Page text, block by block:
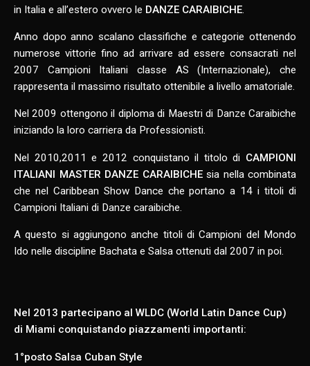
in Italia e all’estero ovvero le DANZE CARAIBICHE.
Anno dopo anno scalano classifiche e categorie ottenendo
numerose vittorie fino ad arrivare ad essere consacrati nel
2007 Campioni Italiani classe AS (Internazionale), che
rappresenta il massimo risultato ottenibile a livello amatoriale.
Nel 2009 ottengono il diploma di Maestri di Danze Caraibiche
iniziando la loro carriera da Professionisti.
Nel 2010,2011 e 2012 conquistano il titolo di CAMPIONI
ITALIANI MASTER DANZE CARAIBICHEsia nella combinata
che nel Caribbean Show Dance che portano a 14 i titoli di
Campioni Italiani di Danze caraibiche.
A questo si aggiungono anche titoli di Campioni del Mondo
Ido nelle discipline Bachata e Salsa ottenuti dal 2007 in poi.
Nel 2013 partecipano al WLDC (World Latin Dance Cup)
di Miami conquistando piazzamenti importanti:
1°posto Salsa Cuban Style